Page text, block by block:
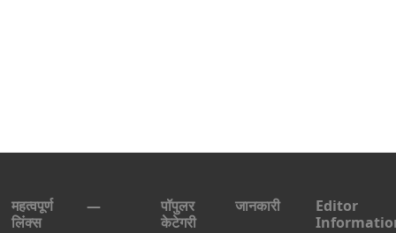
महत्वपूर्ण
लिंक्स
—
पॉपुलर
केटेगरी
जानकारी
Editor